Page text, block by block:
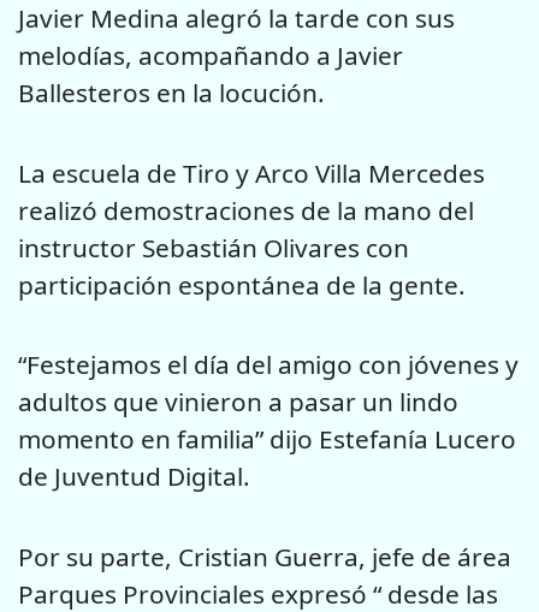
Javier Medina alegró la tarde con sus
melodías, acompañando a Javier
Ballesteros en la locución.
La escuela de Tiro y Arco Villa Mercedes
realizó demostraciones de la mano del
instructor Sebastián Olivares con
participación espontánea de la gente.
“Festejamos el día del amigo con jóvenes y
adultos que vinieron a pasar un lindo
momento en familia” dijo Estefanía Lucero
de Juventud Digital.
Por su parte, Cristian Guerra, jefe de área
Parques Provinciales expresó “ desde las